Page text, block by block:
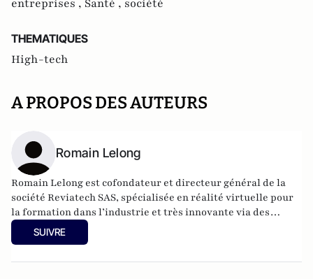
entreprises , Santé , société
THEMATIQUES
High-tech
A PROPOS DES AUTEURS
Romain Lelong
Romain Lelong est cofondateur et directeur général de la
société Reviatech SAS, spécialisée en réalité virtuelle pour
la formation dans l’industrie et très innovante via des
collaborations avec des universités et des centres de
recherche. Il a en outre enseigné la réalité virtuelle à l’École
SUIVRE